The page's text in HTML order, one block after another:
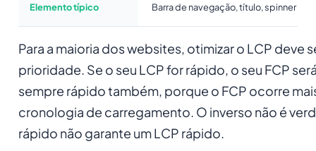
Elemento típico Barra de navegação, título, spinner
Para a maioria dos websites, otimizar o LCP deve
prioridade. Se o seu LCP for rápido, o seu FCP
sempre rápido também, porque o FCP ocorre
cronologia de carregamento. O inverso não é
rápido não garante um LCP rápido.